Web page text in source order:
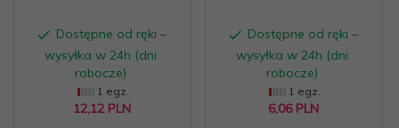
Dostępne od ręki –
wysyłka w 24h (dni
robocze)
1 egz.
12,12 PLN
Dostępne od ręki –
wysyłka w 24h (dni
robocze)
1 egz.
6,06 PLN